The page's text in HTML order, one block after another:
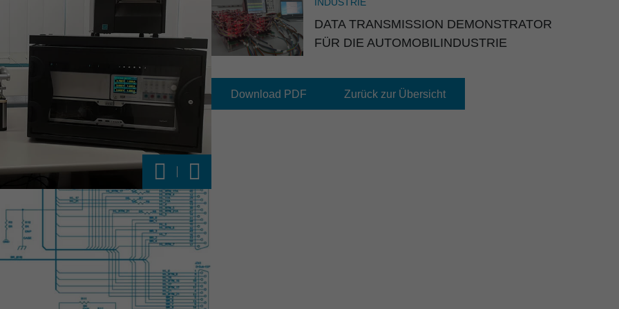
DATA TRANSMIS­SION DEMONS­TRATOR
FÜR DIE AUTOMO­BIL­IN­DUS­TRIE
Download PDF Zurück zur Übersicht
auch von einem ganzheitlichen End-
Systeme und Produkte. Unser
und Industriegrenzen hinaus bildet
hin zur fertiggestellten
Kunden exzellente Lösungen bei